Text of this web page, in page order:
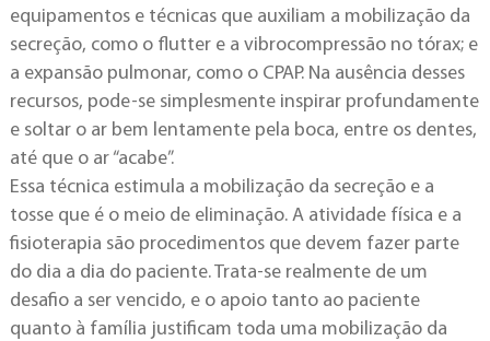
equipamentos e técnicas que auxiliam a mobilização da
secreção, como o flutter e a vibrocompressão no tórax; e
a expansão pulmonar, como o CPAP. Na ausência desses
recursos, pode-se simplesmente inspirar profundamente
e soltar o ar bem lentamente pela boca, entre os dentes,
até que o ar “acabe”.
Essa técnica estimula a mobilização da secreção e a
tosse que é o meio de eliminação. A atividade física e a
fisioterapia são procedimentos que devem fazer parte
do dia a dia do paciente. Trata-se realmente de um
desafio a ser vencido, e o apoio tanto ao paciente
quanto à família justificam toda uma mobilização da